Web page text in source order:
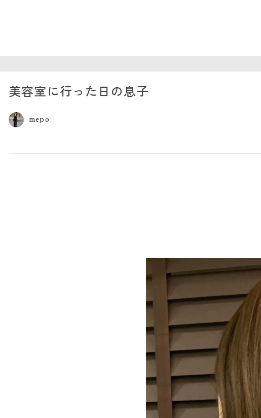
美容室に行った日の息子
mepo